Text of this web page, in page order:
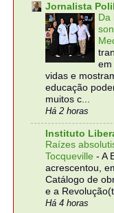
Jornalista
Da
em
vidas e
educação
muitos c...
Há 2 horas
Instituto
Raízes
Tocqueville - A
acrescentou,
Catálogo de
e a
Há 4 horas